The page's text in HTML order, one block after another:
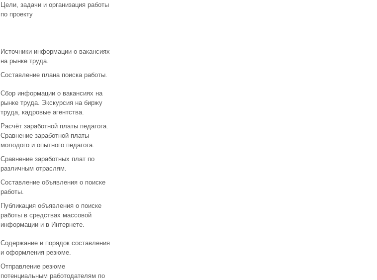
Цели, задачи и организация работы
по проекту
Источники информации о вакансиях
на рынке труда.
Составление плана поиска работы.
Сбор информации о вакансиях на
рынке труда. Экскурсия на биржу
труда, кадровые агентства.
Расчёт заработной платы педагога.
Сравнение заработной платы
молодого и опытного педагога.
Сравнение заработных плат по
различным отраслям.
Составление объявления о поиске
работы.
Публикация объявления о поиске
работы в средствах массовой
информации и в Интернете.
Содержание и порядок составления
и оформления резюме.
Отправление резюме
потенциальным работодателям по